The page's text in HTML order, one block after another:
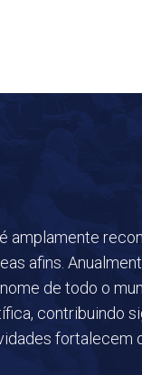
amplamente
afins.
de todo o
contribuindo
fortalecem